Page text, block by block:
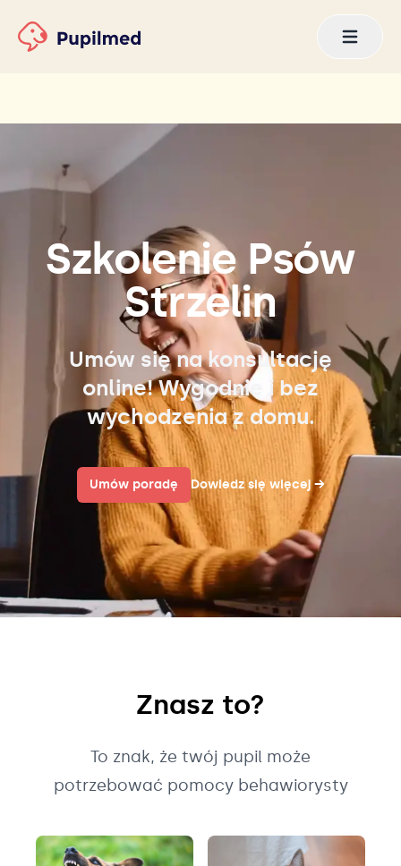
Szkolenie Psów
Strzelin
Umów się na konsultację
online! Wygodnie i bez
wychodzenia z domu.
Umów poradę Dowiedz się więcej→
Znasz to?
To znak, że twój pupil może
potrzebować pomocy behawiorysty